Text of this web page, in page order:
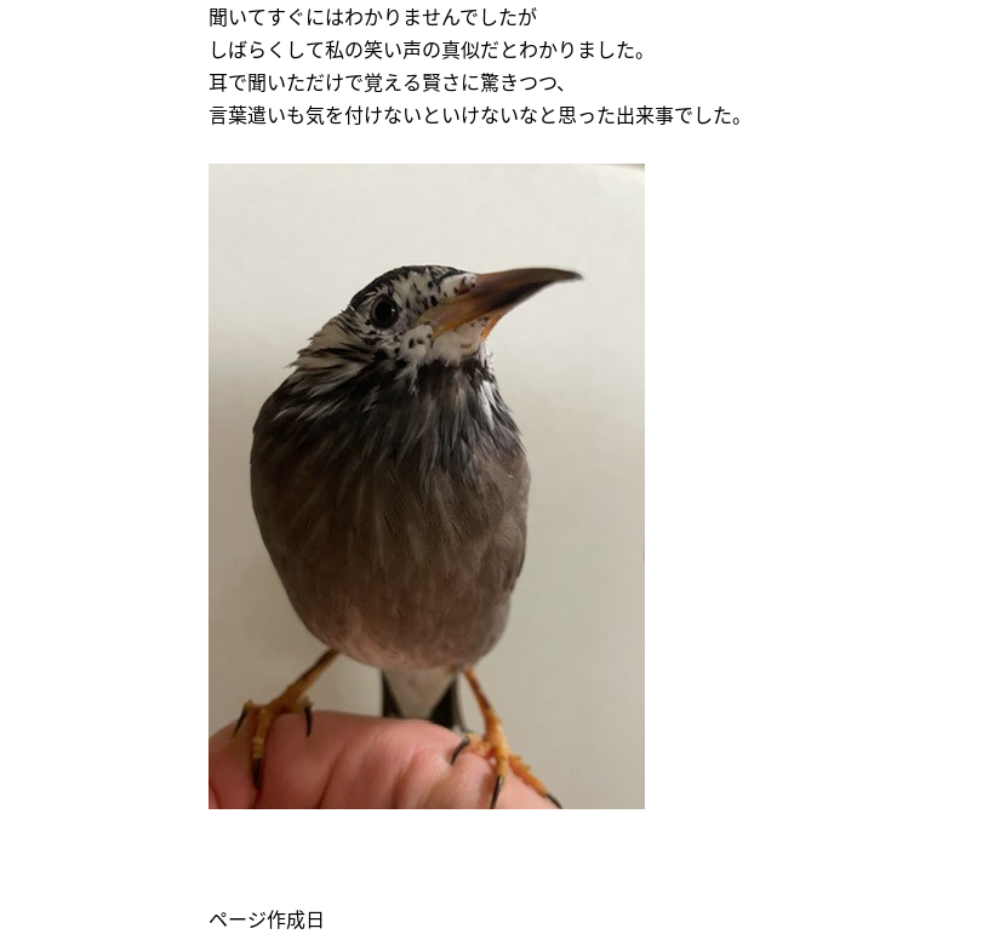
聞いてすぐにはわかりませんでしたが
しばらくして私の笑い声の真似だとわかりました。
耳で聞いただけで覚える賢さに驚きつつ、
言葉遣いも気を付けないといけないなと思った出来事でした。
ページ作成日